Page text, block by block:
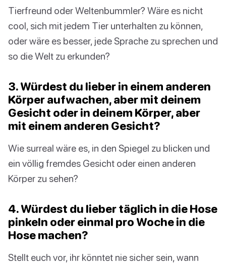
Tierfreund oder Weltenbummler? Wäre es nicht
cool, sich mit jedem Tier unterhalten zu können,
oder wäre es besser, jede Sprache zu sprechen und
so die Welt zu erkunden?
3. Würdest du lieber in einem anderen
Körper aufwachen, aber mit deinem
Gesicht oder in deinem Körper, aber
mit einem anderen Gesicht?
Wie surreal wäre es, in den Spiegel zu blicken und
ein völlig fremdes Gesicht oder einen anderen
Körper zu sehen?
4. Würdest du lieber täglich in die Hose
pinkeln oder einmal pro Woche in die
Hose machen?
Stellt euch vor, ihr könntet nie sicher sein, wann